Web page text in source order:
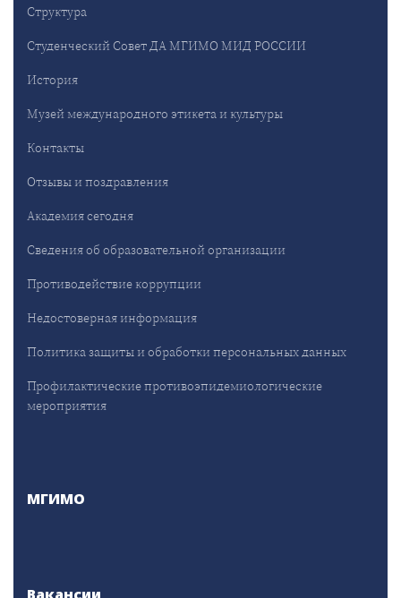
Структура
Студенческий Совет ДА МГИМО МИД РОССИИ
История
Музей международного этикета и культуры
Контакты
Отзывы и поздравления
Академия сегодня
Сведения об образовательной организации
Противодействие коррупции
Недостоверная информация
Политика защиты и обработки персональных данных
Профилактические противоэпидемиологические
мероприятия
МГИМО
Вакансии